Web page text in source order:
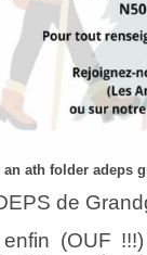
an ath folder adeps
de
(OUF